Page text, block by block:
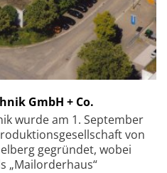
GmbH + Co.
wurde am 1. September
von
gegründet, wobei
„Mailorderhaus“